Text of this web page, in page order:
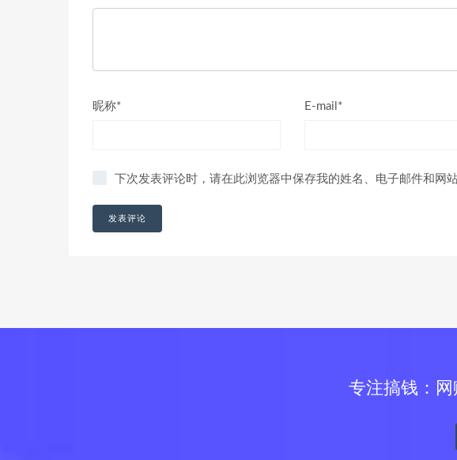
昵称* E-mail*
下次发表评论时，请在此浏览器中保存我的姓名、电子邮件和网
专注搞钱：